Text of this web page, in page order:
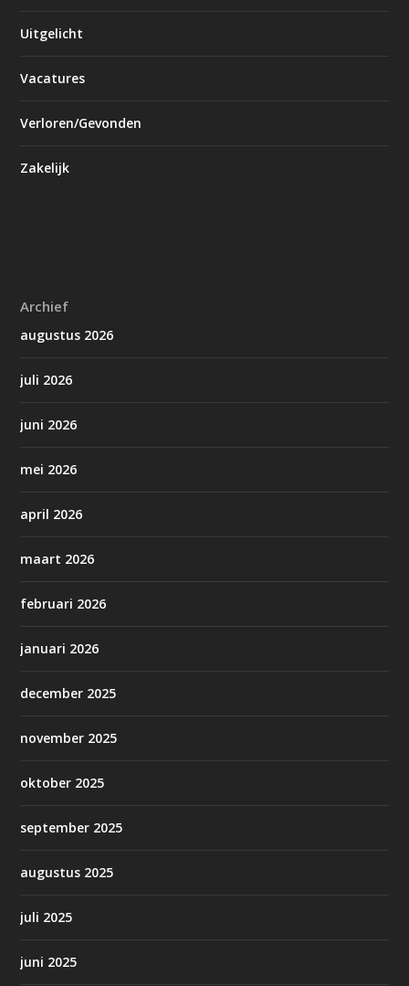
Uitgelicht
Vacatures
Verloren/Gevonden
Zakelijk
Archief
augustus 2026
juli 2026
juni 2026
mei 2026
april 2026
maart 2026
februari 2026
januari 2026
december 2025
november 2025
oktober 2025
september 2025
augustus 2025
juli 2025
juni 2025